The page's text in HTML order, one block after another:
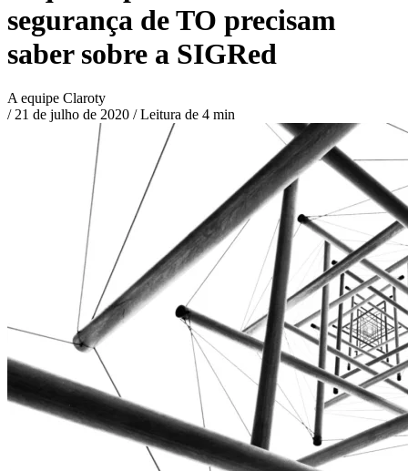
segurança de TO precisam
saber sobre a SIGRed
A equipe Claroty
/ 21 de julho de 2020 /Leitura de 4 min